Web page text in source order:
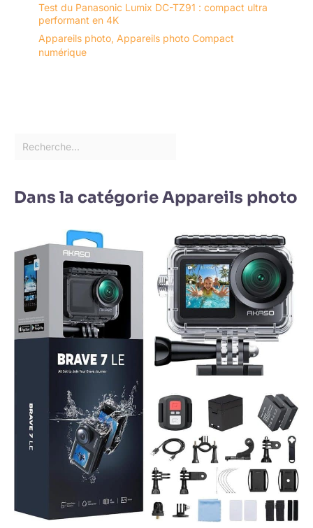
Test du Panasonic Lumix DC-TZ91 : compact ultra
performant en 4K
Appareils photo, Appareils photo Compact
numérique
Dans la catégorie Appareils photo